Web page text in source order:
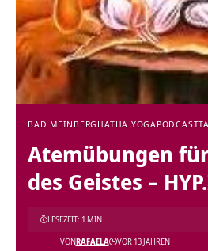
BAD MEINBERG HATHA YOGAPODCAST
Atemübungen
des Geistes –
VONRAFAELA VOR 13 JAHREN
LESEZEIT: 1 MIN